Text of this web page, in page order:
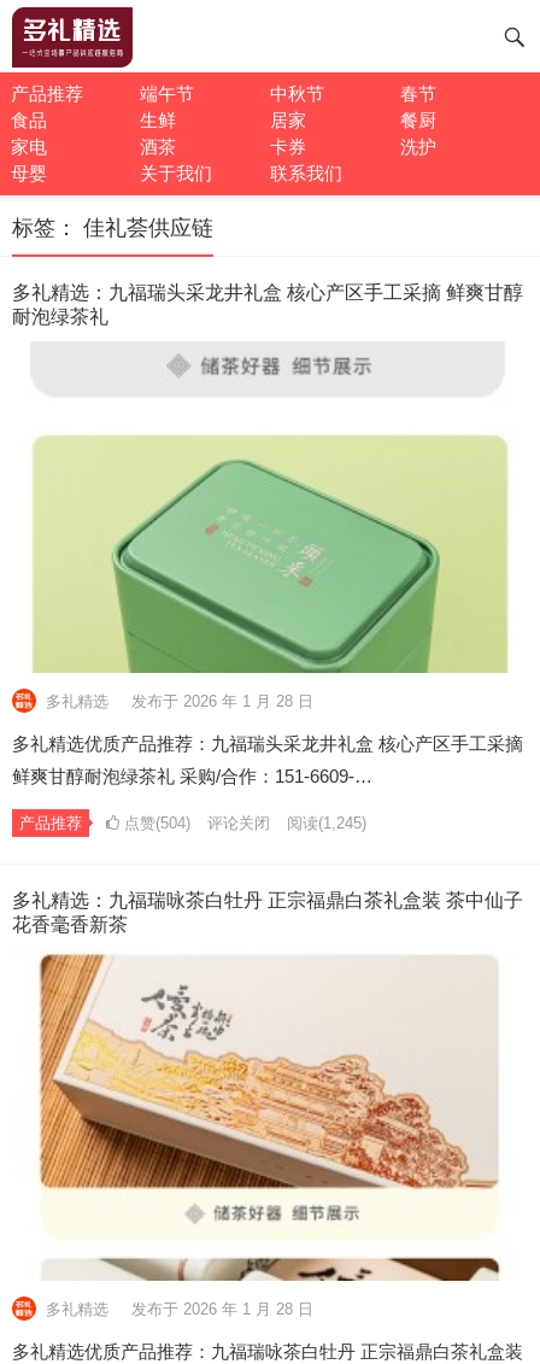
产品推荐 端午节 中秋节
春节
食品
生鲜 居家
餐厨
家电
酒茶 卡券
洗护
母婴
关于我们 联系我们
标签： 佳礼荟供应链
多礼精选：九福瑞头采龙井礼盒 核心产区手工采摘 鲜爽甘醇
耐泡绿茶礼
多礼精选 发布于 2026 年 1 月 28 日
多礼精选优质产品推荐：九福瑞头采龙井礼盒 核心产区手工采摘
鲜爽甘醇耐泡绿茶礼 采购/合作：151-6609-…
产品推荐 点赞(504) 评论关闭 阅读(1,245)
多礼精选：九福瑞咏茶白牡丹 正宗福鼎白茶礼盒装 茶中仙子
花香毫香新茶
多礼精选 发布于 2026 年 1 月 28 日
多礼精选优质产品推荐：九福瑞咏茶白牡丹 正宗福鼎白茶礼盒装